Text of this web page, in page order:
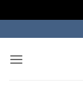
to
content